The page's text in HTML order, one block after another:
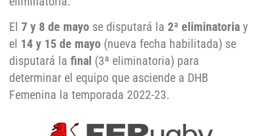
El 7 y 8 de mayo se disputará la 2ª eliminatoria y
el 14 y 15 de mayo (nueva fecha habilitada) se
disputará la final (3ª eliminatoria) para
determinar el equipo que asciende a DHB
Femenina la temporada 2022-23.